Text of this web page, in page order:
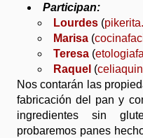
Participan:
Lourdes (
Marisa (
Teresa (
Raquel (
Nos contarán las
fabricación del pan y
ingredientes sin
probaremos panes